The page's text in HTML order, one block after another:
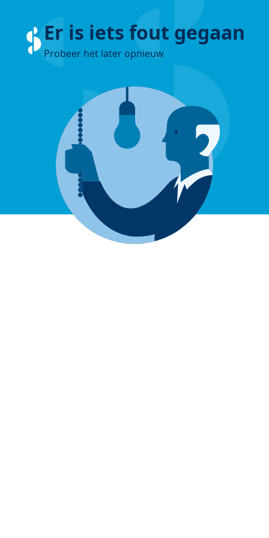
Er is iets fout gegaan
Probeer het later opnieuw